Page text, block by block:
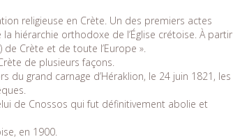
religieuse en Crète. Un des premiers actes
hiérarchie orthodoxe de l’Église crétoise. À partir
Crète et de toute l’Europe ».
de plusieurs façons.
du grand carnage d’Héraklion, le 24 juin 1821, les
de Cnossos qui fut définitivement abolie et
en 1900.